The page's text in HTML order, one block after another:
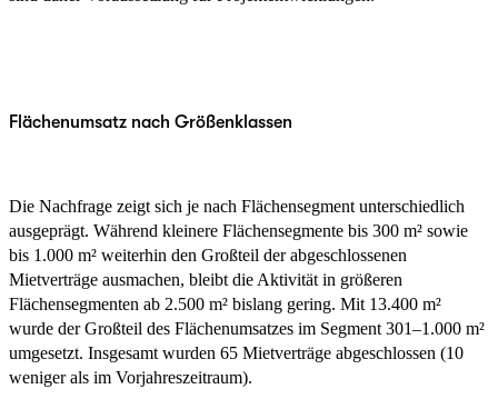
Flächenumsatz nach Größenklassen
Die Nachfrage zeigt sich je nach Flächensegment unterschiedlich
ausgeprägt. Während kleinere Flächensegmente bis 300 m² sowie
bis 1.000 m² weiterhin den Großteil der abgeschlossenen
Mietverträge ausmachen, bleibt die Aktivität in größeren
Flächensegmenten ab 2.500 m² bislang gering. Mit 13.400 m²
wurde der Großteil des Flächenumsatzes im Segment 301–1.000 m²
umgesetzt. Insgesamt wurden 65 Mietverträge abgeschlossen (10
weniger als im Vorjahreszeitraum).